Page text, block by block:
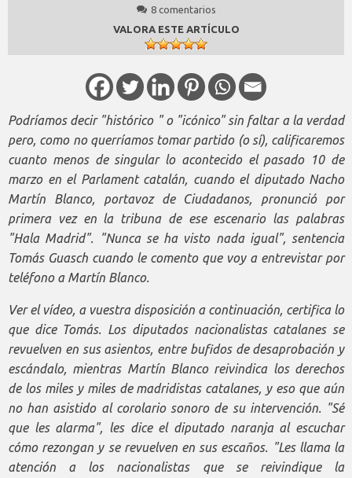
8 comentarios
VALORA ESTE ARTÍCULO
Podríamos decir "histórico " o "icónico" sin faltar a la verdad
pero, como no querríamos tomar partido (o sí), calificaremos
cuanto menos de singular lo acontecido el pasado 10 de
marzo en el Parlament catalán, cuando el diputado Nacho
Martín Blanco, portavoz de Ciudadanos, pronunció por
primera vez en la tribuna de ese escenario las palabras
"Hala Madrid". "Nunca se ha visto nada igual", sentencia
Tomás Guasch cuando le comento que voy a entrevistar por
teléfono a Martín Blanco.
Ver el vídeo, a vuestra disposición a continuación, certifica lo
que dice Tomás. Los diputados nacionalistas catalanes se
revuelven en sus asientos, entre bufidos de desaprobación y
escándalo, mientras Martín Blanco reivindica los derechos
de los miles y miles de madridistas catalanes, y eso que aún
no han asistido al corolario sonoro de su intervención. "Sé
que les alarma", les dice el diputado naranja al escuchar
cómo rezongan y se revuelven en sus escaños. "Les llama la
atención a los nacionalistas que se reivindique la